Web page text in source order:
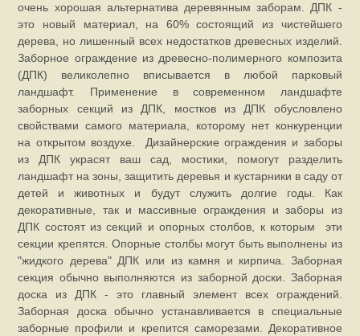
очень хорошая альтернатива деревянным заборам. ДПК -
это новый материал, на 60% состоящий из чистейшего
дерева, но лишенный всех недостатков древесных изделий.
Заборное ограждение из древесно-полимерного композита
(ДПК) великолепно вписывается в любой парковый
ландшафт. Применение в современном ландшафте
заборных секций из ДПК, мостков из ДПК обусловлено
свойствами самого материала, которому нет конкуренции
на открытом воздухе. Дизайнерские ограждения и заборы
из ДПК украсят ваш сад, мостики, помогут разделить
ландшафт на зоны, защитить деревья и кустарники в саду от
детей и животных и будут служить долгие годы. Как
декоративные, так и массивные ограждения и заборы из
ДПК состоят из секций и опорных столбов, к которым эти
секции крепятся. Опорные столбы могут быть выполнены из
"жидкого дерева" ДПК или из камня и кирпича. Заборная
секция обычно выполняются из заборной доски. Заборная
доска из ДПК - это главный элемент всех ограждений.
Заборная доска обычно устанавливается в специальные
заборные профили и крепится саморезами. Декоративное